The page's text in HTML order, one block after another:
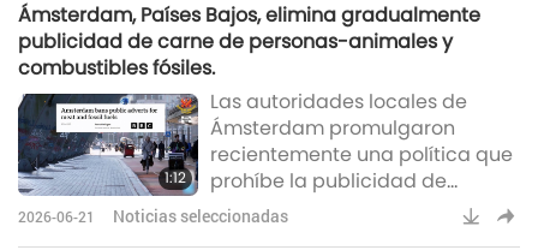
aparecen durante varios
minutos antes de desvanecerse
(An Ninh Thủ Đô) Mensaje de la
TRINIDAD REUNIDA SUPREMA
PODEROSA Digna de toda
Alabanza: “La Paz está aquí.” –
Maestra Suprema Ching Hai
(vegana)
Ámsterdam, Países Bajos, elimina gradualmente
publicidad de carne de personas-animales y
combustibles fósiles.
1:12
Las autoridades locales de
Ámsterdam promulgaron
recientemente una política que
prohíbe la publicidad de
alimentos derivados de carne
de personas- animales, vuelos
2026-06-21 Noticias seleccionadas